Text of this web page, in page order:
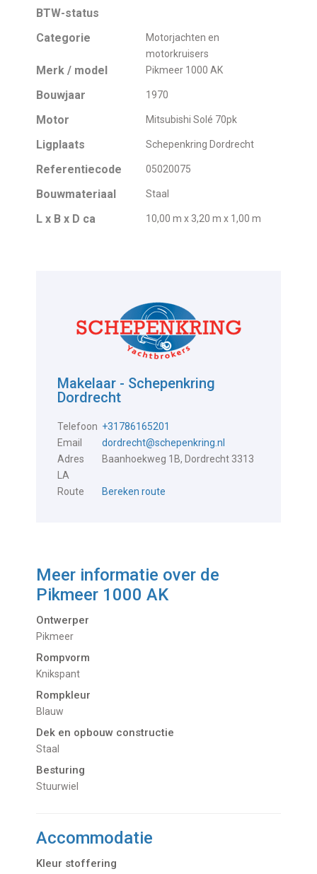
BTW-status
Categorie
Motorjachten en
motorkruisers
Merk / model Pikmeer 1000 AK
Bouwjaar 1970
Motor Mitsubishi Solé 70pk
Ligplaats Schepenkring Dordrecht
Referentiecode 05020075
Bouwmateriaal Staal
L x B x D ca 10,00 m x 3,20 m x 1,00 m
Makelaar - Schepenkring
Dordrecht
Telefoon +31786165201
Email
dordrecht@schepenkring.nl
Adres
Baanhoekweg 1B, Dordrecht 3313
LA
Route
Bereken route
Meer informatie over de
Pikmeer 1000 AK
Ontwerper
Pikmeer
Rompvorm
Knikspant
Rompkleur
Blauw
Dek en opbouw constructie
Staal
Besturing
Stuurwiel
Accommodatie
Kleur stoffering